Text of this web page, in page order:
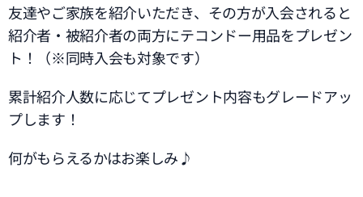
友達やご家族を紹介いただき、その方が入会されると
紹介者・被紹介者の両方にテコンドー用品をプレゼン
ト！（※同時入会も対象です）
累計紹介人数に応じてプレゼント内容もグレードアッ
プします！
何がもらえるかはお楽しみ♪